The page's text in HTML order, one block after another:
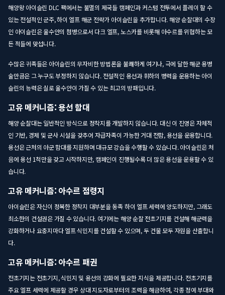
해양왕 아이슬린 DLC 팩에서는 불멸의 제국들 캠페인과 커스텀 전투에서 플레이 할 수
있는 전설적인 군주, 하이 엘프 해군 전략가 아이슬린을 추가합니다. 해양 순찰대의 수장
인 아이슬린은 울수안의 첨병으로서 다크 엘프, 노스카를 비롯해 아수르를 위협하는 모
든 적들에 맞섭니다.
수많은 귀족들은 아이슬린의 무자비한 방법론을 불쾌하게 여기나, 극에 달한 해군 용병
술만큼은 그 누구도 부정하지 않습니다. 전설적인 용선과 휘하의 병력을 운용하는 아이
슬린의 능력은 실로 울수안이 가질 수 있는 최고의 방패입니다.
고유 메커니즘: 용선 함대
해양 순찰대는 일반적인 방식으로 정착지를 개발하지 않습니다. 대신 이 진영은 자체적
인 기반, 경제 및 군사 시설을 갖추어 자급자족이 가능한 거대 전함, 용선을 운용합니다.
용선은 근처의 아군 함대를 지원하며 대규모 강습을 수행할 수 있습니다. 아이슬린은 처
음에 용선 1척만을 갖고 시작하지만, 캠페인이 진행될수록 더 많은 용선을 운용할 수 있
습니다.
고유 메커니즘: 아수르 점령지
아이슬린은 자신이 정복한 정착지 대부분을 동족 하이 엘프 세력에 양도하지만, 그래도
최소한의 건설권은 가질 수 있습니다. 여기에는 해양 순찰 전초기지를 건설해 해군력을
강화하거나 요충지마다 엘프 식민지를 건설할 수 있으며, 두 건물 모두 자원을 산출합니
다.
고유 메커니즘: 아수르 패권
전초기지는 전초기지, 식민지 및 용선의 강화에 필요한 지식을 제공합니다. 전초기지를
주요 엘프 세력에 제공할 경우 상대 지도자로부터의 조력을 해금하여, 각종 정예 부대와